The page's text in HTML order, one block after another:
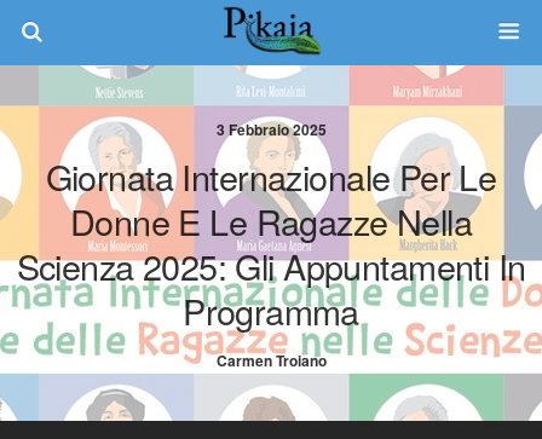
3 Febbraio 2025
Giornata Internazionale Per Le
Donne E Le Ragazze Nella
Scienza 2025: Gli Appuntamenti In
Programma
Carmen Troiano